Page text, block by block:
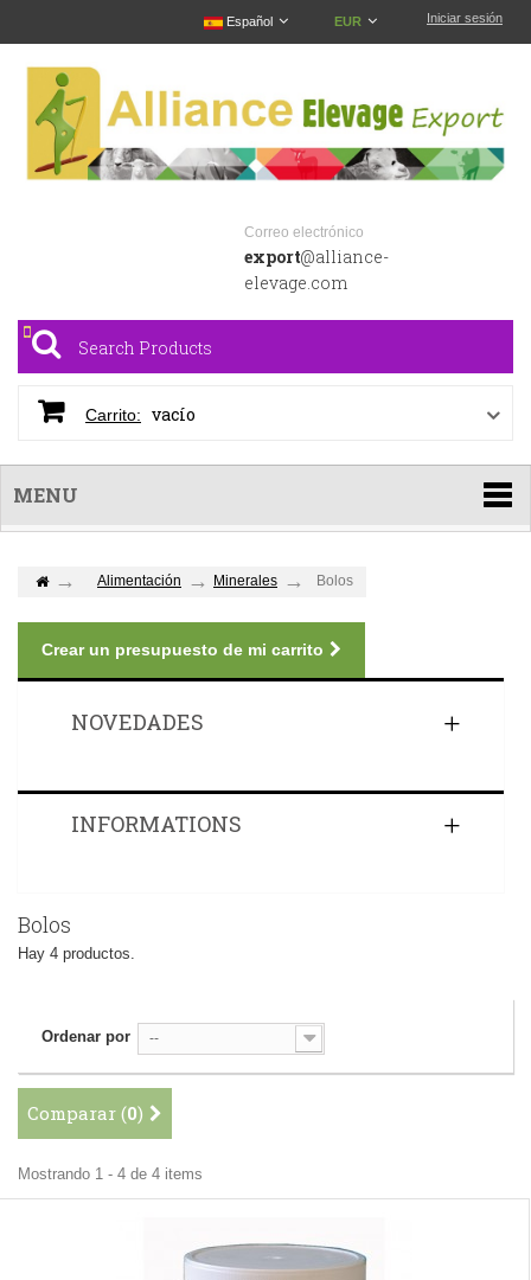
Iniciar sesión
EUR
Español
Correo electrónico
export@alliance-
elevage.com
Carrito: vacío
MENU
Alimentación Minerales Bolos
Crear un presupuesto de mi carrito
NOVEDADES
INFORMATIONS
Bolos
Hay 4 productos.
Ordenar por --
Comparar (0)
Mostrando 1 - 4 de 4 items